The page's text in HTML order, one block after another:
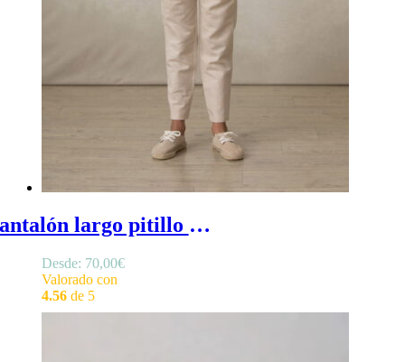
Pantalón largo pitillo en lino beige - Pantalón lino beige de niño para ceremonia estilo pitillo, pantalón largo de vestir de niño para traje beige
Desde: 70,00€
Valorado con
4.56 de 5